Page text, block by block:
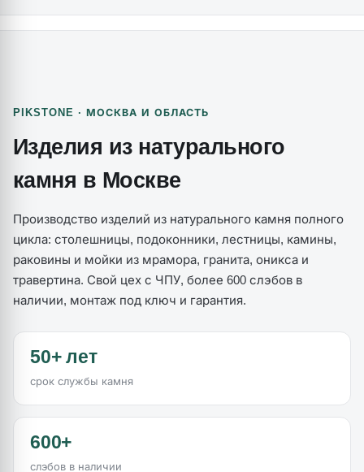
PIKSTONE · МОСКВА И ОБЛАСТЬ
Изделия из натурального
камня в Москве
Производство изделий из натурального камня полного
цикла: столешницы, подоконники, лестницы, камины,
раковины и мойки из мрамора, гранита, оникса и
травертина. Свой цех с ЧПУ, более 600 слэбов в
наличии, монтаж под ключ и гарантия.
50+ лет
срок службы камня
600+
слэбов в наличии